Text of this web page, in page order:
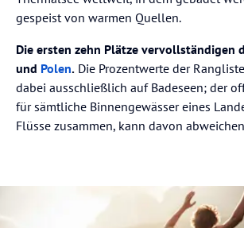
gespeist von warmen Quellen.
Die ersten zehn Plätze vervollständigen
und Polen. Die Prozentwerte der
dabei ausschließlich auf Badeseen; der
für sämtliche Binnengewässer eines
Flüsse zusammen, kann davon